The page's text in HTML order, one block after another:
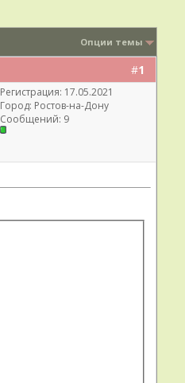
Опции темы
#1
Регистрация: 17.05.2021
Город: Ростов-на-Дону
Сообщений: 9